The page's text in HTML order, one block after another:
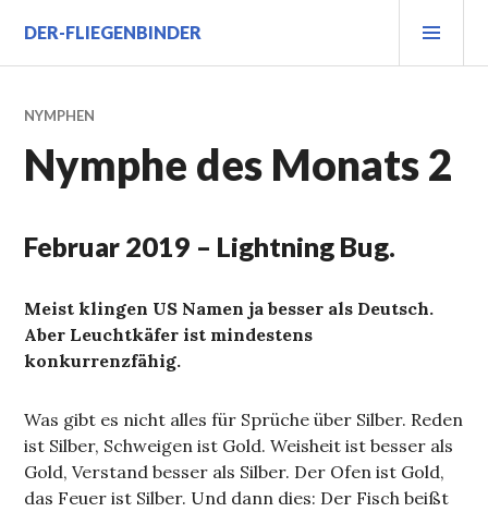
Inhalt
springen
DER-FLIEGENBINDER
NYMPHEN
Nymphe des Monats 2
Februar 2019 – Lightning Bug.
Meist klingen US Namen ja besser als Deutsch.
Aber Leuchtkäfer ist mindestens
konkurrenzfähig.
Was gibt es nicht alles für Sprüche über Silber. Reden
ist Silber, Schweigen ist Gold. Weisheit ist besser als
Gold, Verstand besser als Silber. Der Ofen ist Gold,
das Feuer ist Silber. Und dann dies: Der Fisch beißt